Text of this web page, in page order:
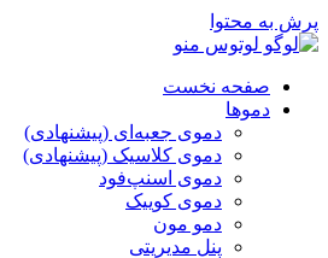
پرش به محتوا
صفحه نخست
دموها
دمو‌ی جعبه‌ای (پیشنهادی)
دموی کلاسیک (پیشنهادی)
دموی اسنپ‌فود
دموی کوییک
دمو مون
پنل مدیریتی